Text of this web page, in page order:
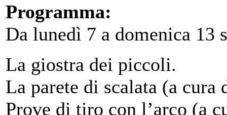
Programma:
Da lunedì 7 a domenica 13
La giostra dei piccoli.
La parete di scalata (a cura
Prove di tiro con l’arco (a